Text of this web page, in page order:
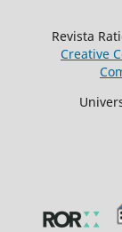
Revista
Creative